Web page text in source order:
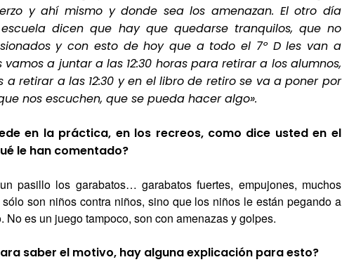
y ahí mismo y donde sea los amenazan. El otro día
dicen que hay que quedarse tranquilos, que no
y con esto de hoy que a todo el 7º D les van a
a juntar a las 12:30 horas para retirar a los alumnos,
a retirar a las 12:30 y en el libro de retiro se va a poner por
nos escuchen, que se pueda hacer algo».
en la práctica, en los recreos, como dice usted en el
le han comentado?
pasillo los garabatos… garabatos fuertes, empujones, muchos
son niños contra niños, sino que los niños le están pegando a
No es un juego tampoco, son con amenazas y golpes.
saber el motivo, hay alguna explicación para esto?